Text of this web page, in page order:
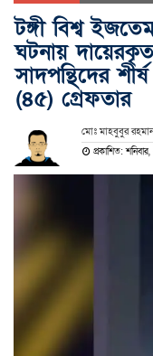
টঙ্গী বিশ্ব
ঘটনায়
সাদপন্থিদের
(৪৫) গ্রেফতার
মোঃ মাহবুবুর
প্রকাশিত: